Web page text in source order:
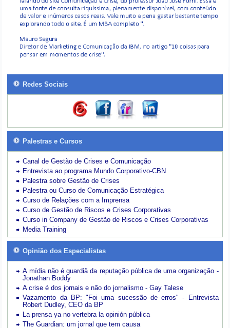
Redes Sociais
Palestras e Cursos
Canal de Gestão de Crises e Comunicação
Entrevista ao programa Mundo Corporativo-CBN
Palestra sobre Gestão de Crises
Palestra ou Curso de Comunicação Estratégica
Curso de Relações com a Imprensa
Curso de Gestão de Riscos e Crises Corporativas
Curso in Company de Gestão de Riscos e Crises Corporativas
Media Training
Opinião dos Especialistas
A mídia não é guardiã da reputação pública de uma organização -
Jonathan Boddy
A crise é dos jornais e não do jornalismo - Gay Talese
Vazamento da BP: "Foi uma sucessão de erros" - Entrevista
Robert Dudley, CEO da BP
La prensa ya no vertebra la opinión pública
The Guardian: um jornal que tem causa